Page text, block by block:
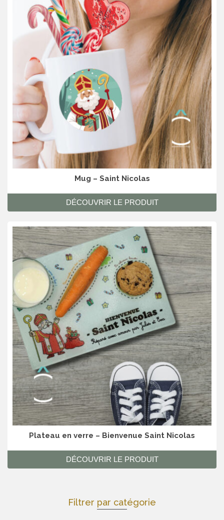
Mug – Saint Nicolas
DÉCOUVRIR LE PRODUIT
Plateau en verre – Bienvenue Saint Nicolas
DÉCOUVRIR LE PRODUIT
Filtrer par catégorie